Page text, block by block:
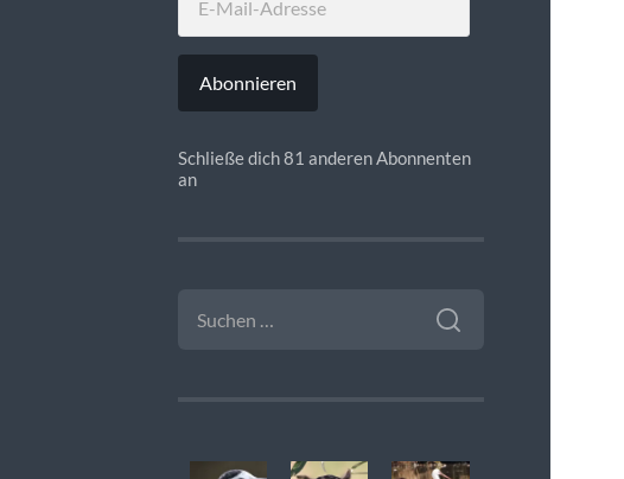
MAIL-
ADRESSE
Abonnieren
Schließe dich 81 anderen Abonnenten
an
NACH: